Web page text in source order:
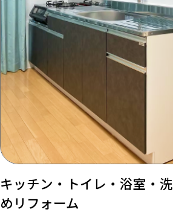
キッチン・トイレ・浴室・
めリフォーム